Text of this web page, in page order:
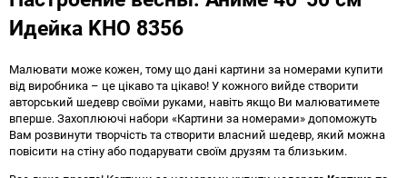
Идейка KHO 8356
Малювати може кожен, тому що дані картини за номерами купити
від виробника – це цікаво та цікаво! У кожного вийде створити
авторський шедевр своїми руками, навіть якщо Ви малюватимете
вперше. Захоплюючі набори «Картини за номерами» допоможуть
Вам розвинути творчість та створити власний шедевр, який можна
повісити на стіну або подарувати своїм друзям та близьким.